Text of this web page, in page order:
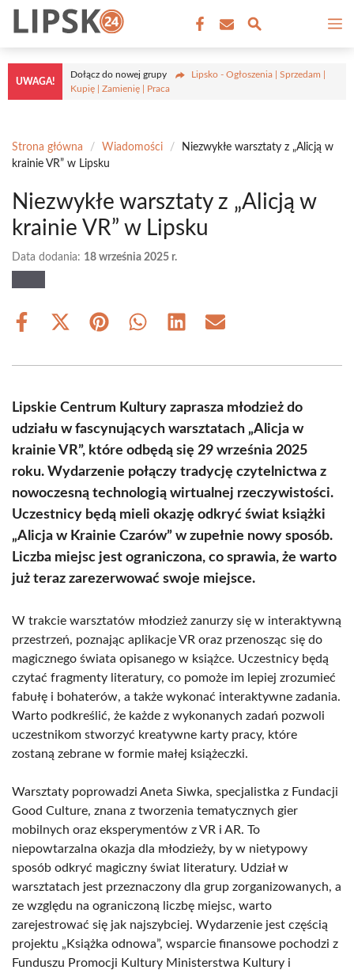
Przejdź
treści
UWAGA!
Dołącz do nowej grupy
Lipsko - Ogłoszenia | Sprzedam |
Kupię | Zamienię | Praca
Strona główna / Wiadomości /
Niezwykłe warsztaty z „Alicją w
krainie VR” w Lipsku
Niezwykłe warsztaty z „Alicją w
krainie VR” w Lipsku
Data dodania: 18 września 2025 r.
Share
Share
(Twitter)
Share Share Share Share
Lipskie Centrum Kultury zaprasza młodzież do
udziału w fascynujących warsztatach „Alicja w
krainie VR”, które odbędą się 29 września 2025
roku. Wydarzenie połączy tradycję czytelnictwa z
nowoczesną technologią wirtualnej rzeczywistości.
Uczestnicy będą mieli okazję odkryć świat książki
„Alicja w Krainie Czarów” w zupełnie nowy sposób.
Liczba miejsc jest ograniczona, co sprawia, że warto
już teraz zarezerwować swoje miejsce.
W trakcie warsztatów młodzież zanurzy się w interaktywną
przestrzeń, poznając aplikacje VR oraz przenosząc się do
magicznego świata opisanego w książce. Uczestnicy będą
czytać fragmenty literatury, co pomoże im lepiej zrozumieć
fabułę i bohaterów, a także wykonać interaktywne zadania.
Warto podkreślić, że każde z wykonanych zadań pozwoli
uczestnikom stworzyć kreatywne karty pracy, które
zostaną zebrane w formie małej książeczki.
Warsztaty poprowadzi Aneta Siwka, specjalistka z Fundacji
Good Culture, znana z tworzenia tematycznych gier
mobilnych oraz eksperymentów z VR i AR. To
niepowtarzalna okazja dla młodzieży, by w nietypowy
sposób odkryć magiczny świat literatury. Udział w
warsztatach jest przeznaczony dla grup zorganizowanych, a
ze względu na ograniczoną liczbę miejsc, warto
zarejestrować się jak najszybciej. Wydarzenie jest częścią
projektu „Książka odnowa”, wsparcie finansowe pochodzi z
Funduszu Promocji Kultury Ministerstwa Kultury i